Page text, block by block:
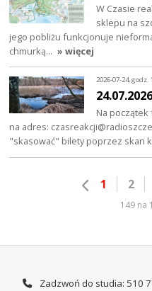
W Czasie
sklepu na
jego pobliżu funkcjonuje
chmurką… » więcej
2026-07-24, godz.
Na
na adres:
"skasować" bilety poprzez skan
1 2
149 na
Zadzwoń do studia: 510